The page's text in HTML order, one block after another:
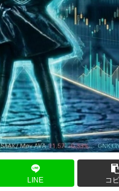
LINE コ